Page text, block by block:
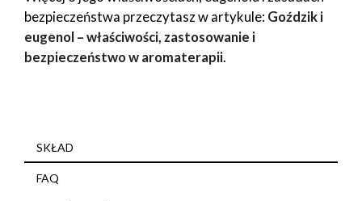
bezpieczeństwa przeczytasz w artykule: Goździk i
eugenol – właściwości, zastosowanie i
bezpieczeństwo w aromaterapii.
SKŁAD
FAQ